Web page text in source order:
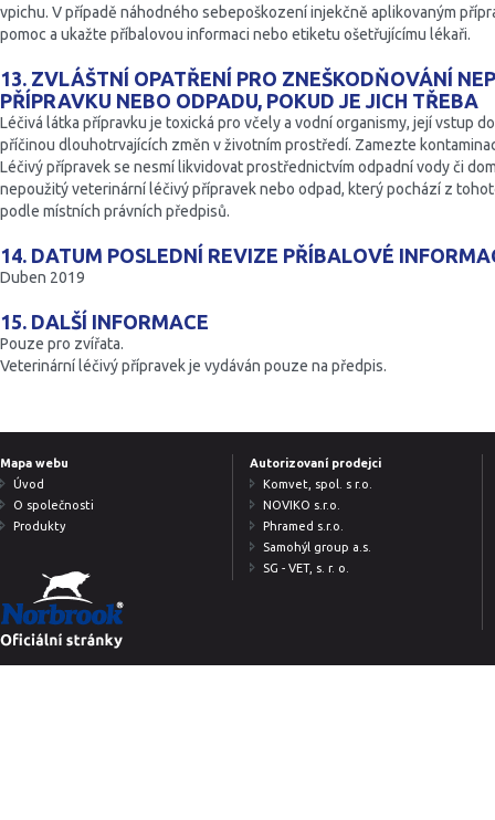
vpichu. V případě náhodného sebepoškození injekčně aplikovaným
pomoc a ukažte příbalovou informaci nebo etiketu ošetřujícímu lékaři.
13. ZVLÁŠTNÍ OPATŘENÍ PRO ZNEŠKODŇOVÁNÍ
PŘÍPRAVKU NEBO ODPADU, POKUD JE JICH TŘEBA
Léčivá látka přípravku je toxická pro včely a vodní organismy, její vstup
příčinou dlouhotrvajících změn v životním prostředí. Zamezte
Léčivý přípravek se nesmí likvidovat prostřednictvím odpadní vody či
nepoužitý veterinární léčivý přípravek nebo odpad, který pochází z
podle místních právních předpisů.
14. DATUM POSLEDNÍ REVIZE PŘÍBALOVÉ
Duben 2019
15. DALŠÍ INFORMACE
Pouze pro zvířata.
Veterinární léčivý přípravek je vydáván pouze na předpis.
Patička
Mapa webu
Úvod
O společnosti
Produkty
Autorizovaní prodejci
Komvet, spol. s r.o.
NOVIKO s.r.o.
Phramed s.r.o.
Samohýl group a.s.
SG - VET, s. r. o.